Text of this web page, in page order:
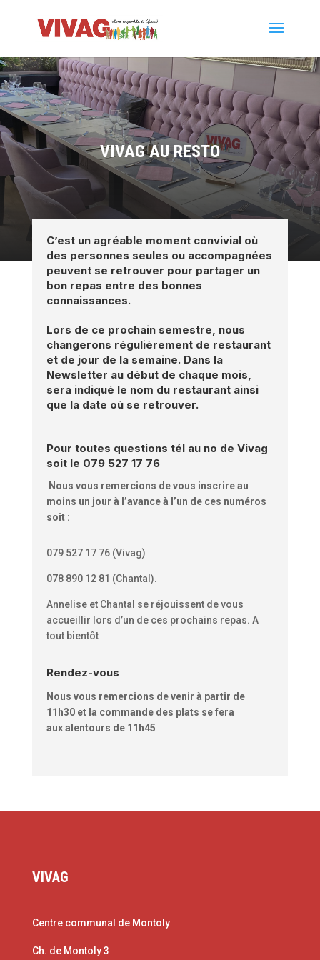
VIVAG AU RESTO
C’est un agréable moment convivial où
des personnes seules ou accompagnées
peuvent se retrouver pour partager un
bon repas entre des bonnes
connaissances.
Lors de ce prochain semestre, nous
changerons régulièrement de restaurant
et de jour de la semaine. Dans la
Newsletter au début de chaque mois,
sera indiqué le nom du restaurant ainsi
que la date où se retrouver.
Pour toutes questions tél au no de Vivag
soit le 079 527 17 76
Nous vous remercions de vous inscrire au
moins un jour à l’avance à l’un de ces numéros
soit :
079 527 17 76 (Vivag)
078 890 12 81 (Chantal).
Annelise et Chantal se réjouissent de vous
accueillir lors d’un de ces prochains repas. A
tout bientôt
Rendez-vous
Nous vous remercions de venir à partir de
11h30 et la commande des plats se fera
auxalentours de 11h45
VIVAG
Centre communal de Montoly
Ch. de Montoly 3